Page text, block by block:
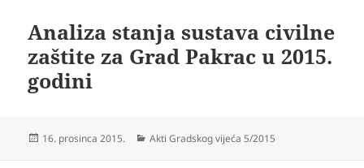
Analiza stanja sustava civilne
zaštite za Grad Pakrac u 2015.
godini
Objavljeno
16. prosinca 2015. Kategorije
Akti Gradskog vijeća 5/2015